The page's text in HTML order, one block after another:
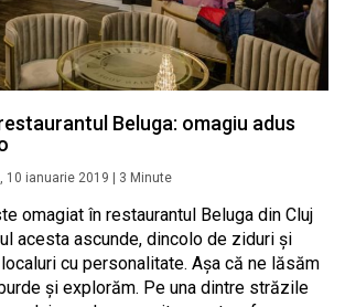
Beluga: omagiu adus
10 ianuarie 2019 3 Minute
omagiat în restaurantul Beluga din Cluj
acesta ascunde, dincolo de ziduri și
cu personalitate. Așa că ne lăsăm
și explorăm. Pe una dintre străzile